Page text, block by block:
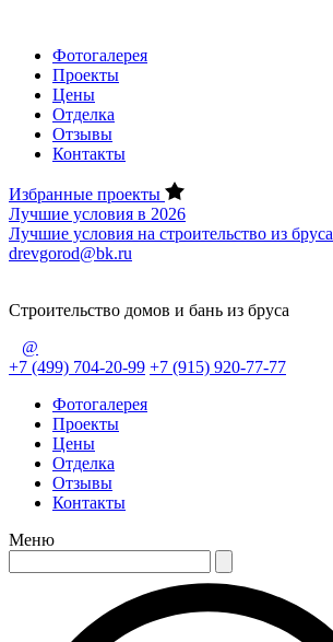
Фотогалерея
Проекты
Цены
Отделка
Отзывы
Контакты
Избранные проекты
Лучшие условия в 2026
Лучшие условия на строительство из бруса
drevgorod@bk.ru
Строительство домов и бань из бруса
@
+7 (499) 704-20-99 +7 (915) 920-77-77
Фотогалерея
Проекты
Цены
Отделка
Отзывы
Контакты
Меню